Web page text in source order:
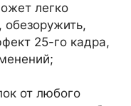
легко
обезоружить,
25-го кадра,
от любого